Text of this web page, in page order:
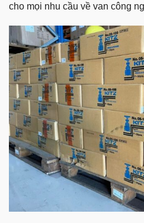
cho mọi nhu cầu về van công